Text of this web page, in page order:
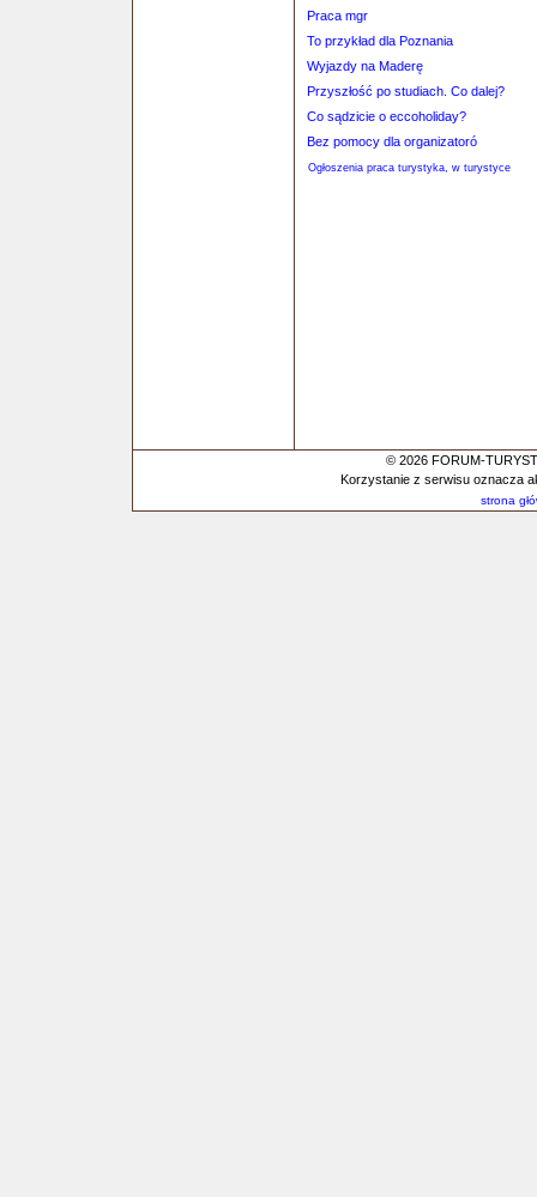
Praca mgr
To przykład dla Poznania
Wyjazdy na Maderę
Przyszłość po studiach. Co dalej?
Co sądzicie o eccoholiday?
Bez pomocy dla organizatoró
Ogłoszenia praca turystyka, w turystyce
© 2026 FORUM-
Korzystanie z serwisu oznacza
strona